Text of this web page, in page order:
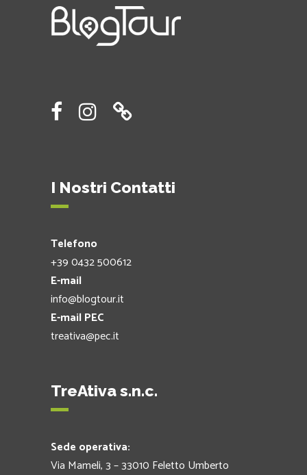
I Nostri Contatti
Telefono
+39 0432 500612
E-mail
info@blogtour.it
E-mail PEC
treativa@pec.it
TreAtiva s.n.c.
Sede operativa:
Via Mameli, 3 – 33010 Feletto Umberto